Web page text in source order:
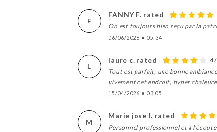
F
FANNY F. rated
On est toujours bien reçu par la
06/06/2026 • 05:34
L
laure c. rated
Tout est parfait, une bonne
vivement cet endroit, hyper
15/04/2026 • 03:05
M
Marie jose l. rated
Personnel professionnel et à